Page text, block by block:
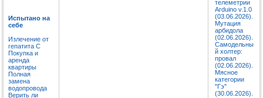
Испытано на
себе
Излечение от
гепатита C
Покупка и
аренда
квартиры
Полная
замена
водопровода
Верить ли
телеметрии
Arduino v.1.0
(03.06.2026).
Мутация
арбидола
(02.06.2026).
Самодельны
й холтер:
провал
(02.06.2026).
Мясное
категории
"Гэ"
(30.06.2026).